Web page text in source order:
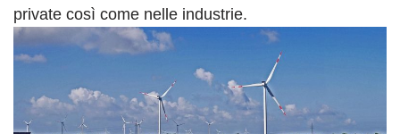
private così come nelle industrie.